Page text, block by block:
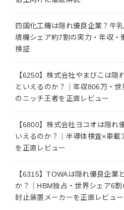
四国化工機は隠れ優良企業？牛
填機シェア約7割の実力・年収・
検証
【6250】株式会社やまびこは隠
といえるのか？｜年収806万・世
のニッチ王者を正直レビュー
【6800】株式会社ヨコオは隠れ
いえるのか？｜半導体検査×車載
を正直レビュー
【6315】TOWAは隠れ優良企業
か？｜HBM独占・世界シェア6
封止装置メーカーを正直レビュー